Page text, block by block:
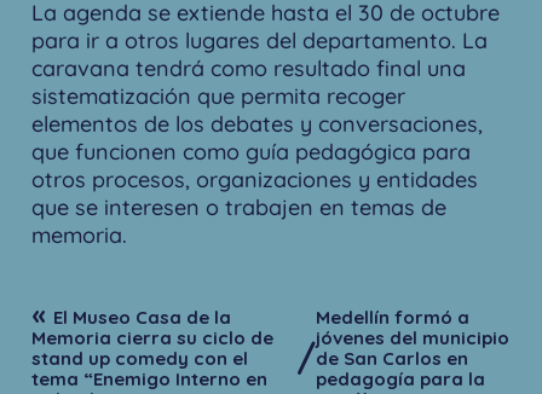
La agenda se extiende hasta el 30 de octubre
para ir a otros lugares del departamento. La
caravana tendrá como resultado final una
sistematización que permita recoger
elementos de los debates y conversaciones,
que funcionen como guía pedagógica para
otros procesos, organizaciones y entidades
que se interesen o trabajen en temas de
memoria.
« El Museo Casa de la
Memoria cierra su ciclo de
stand up comedy con el
tema “Enemigo Interno en
/
Medellín formó a
jóvenes del municipio
de San Carlos en
pedagogía para la